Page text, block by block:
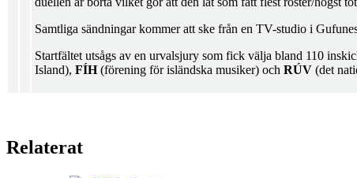
Samtliga sändningar kommer att ske från en TV-studio i
Startfältet utsågs av en urvalsjury som fick välja bland 110
Island), FÍH(förening för isländska musiker) och RÚV (det
Relaterat